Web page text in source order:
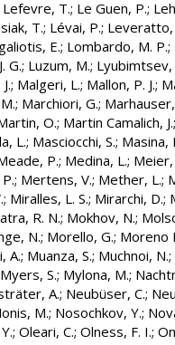
Lefevre, T.; Le Guen, P.;
T.; Lévai, P.; Leveratto,
E.; Lombardo, M. P.;
G.; Luzum, M.; Lyubimtsev,
; Malgeri, L.; Mallon, P. J.;
; Marchiori, G.;
O.; Martin Camalich, J.
L.; Masciocchi, S.; Masina,
P.; Medina, L.; Meier,
; Mertens, V.; Mether, L.;
; Miralles, L. S.; Mirarchi, D.;
R. N.; Mokhov, N.;
N.; Morello, G.; Moreno
A.; Muanza, S.; Muchnoi, N.;
Myers, S.; Mylona, M.;
A.; Neubüser, C.;
M.; Nosochkov, Y.;
; Oleari, C.; Olness, F. I.;